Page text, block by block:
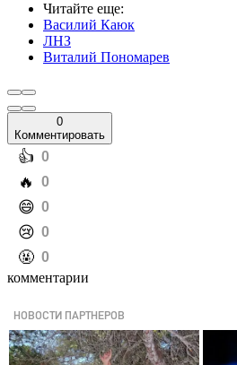
Читайте еще:
Василий Каюк
ЛНЗ
Виталий Пономарев
0
Комментировать
️👍 0
️🔥 0
️😄 0
️😢 0
️🤬 0
комментарии